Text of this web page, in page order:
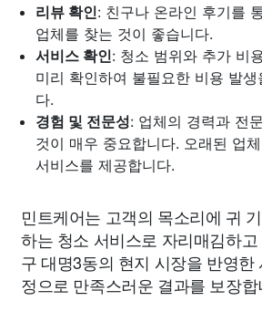
리뷰 확인: 친구나 온라인 후기를
업체를 찾는 것이 좋습니다.
서비스 확인: 청소 범위와 추가 비
미리 확인하여 불필요한 비용 발
다.
경험 및 전문성: 업체의 경력과 전
것이 매우 중요합니다. 오래된 업
서비스를 제공합니다.
민트케어는 고객의 목소리에 귀
하는 청소 서비스로 자리매김하
구 대명3동의 현지 시장을 반영한
정으로 만족스러운 결과를 보장합